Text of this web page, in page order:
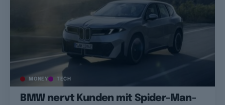
MONEY TECH
BMW nervt Kunden mit Spider-Man-